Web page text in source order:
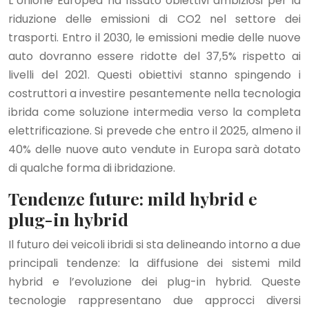
riduzione delle emissioni di CO2 nel settore dei
trasporti. Entro il 2030, le emissioni medie delle nuove
auto dovranno essere ridotte del 37,5% rispetto ai
livelli del 2021. Questi obiettivi stanno spingendo i
costruttori a investire pesantemente nella tecnologia
ibrida come soluzione intermedia verso la completa
elettrificazione. Si prevede che entro il 2025, almeno il
40% delle nuove auto vendute in Europa sarà dotato
di qualche forma di ibridazione.
Tendenze future: mild hybrid e
plug-in hybrid
Il futuro dei veicoli ibridi si sta delineando intorno a due
principali tendenze: la diffusione dei sistemi mild
hybrid e l’evoluzione dei plug-in hybrid. Queste
tecnologie rappresentano due approcci diversi